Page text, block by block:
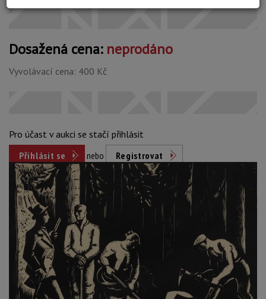
Dosažená cena: neprodáno
Vyvolávací cena: 400 Kč
Pro účast v aukci se stačí přihlásit
Přihlásit se
nebo Registrovat